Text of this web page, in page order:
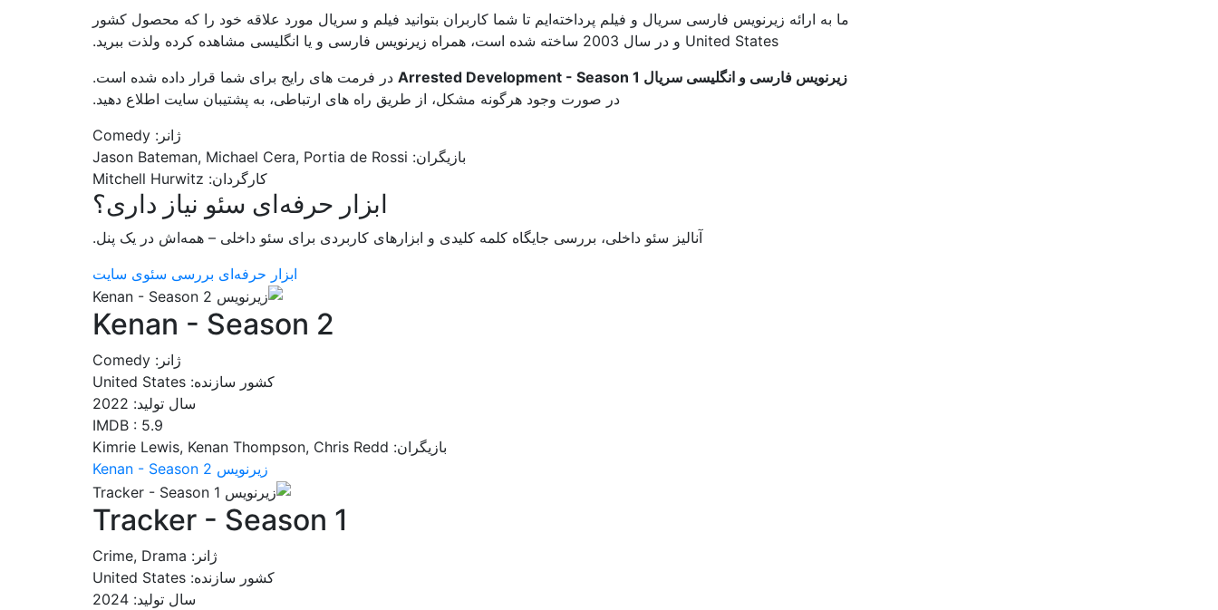
ما به ارائه زیرنویس فارسی سریال و فیلم پرداخته‌ایم تا شما کاربران بتوانید فیلم و سریال مورد علاقه خود را که محصول کشور
United States و در سال 2003 ساخته شده است، همراه زیرنویس فارسی و یا انگلیسی مشاهده کرده ولذت ببرید.
زیرنویس فارسی و انگلیسی سریال Arrested Development - Season 1
در فرمت های رایج برای شما قرار داده شده است.
در صورت وجود هرگونه مشکل، از طریق راه های ارتباطی، به پشتیبان سایت اطلاع دهید.
ژانر: Comedy
بازیگران: Jason Bateman, Michael Cera, Portia de Rossi
کارگردان: Mitchell Hurwitz
ابزار حرفه‌ای سئو نیاز داری؟
آنالیز سئو داخلی، بررسی جایگاه کلمه کلیدی و ابزارهای کاربردی برای سئو داخلی – همه‌اش در یک پنل.
ابزار حرفه‌ای بررسی سئوی سایت
Kenan - Season 2
ژانر: Comedy
کشور سازنده: United States
سال تولید: 2022
IMDB : 5.9
بازیگران: Kimrie Lewis, Kenan Thompson, Chris Redd
زیرنویس Kenan - Season 2
Tracker - Season 1
ژانر: Crime, Drama
کشور سازنده: United States
سال تولید: 2024